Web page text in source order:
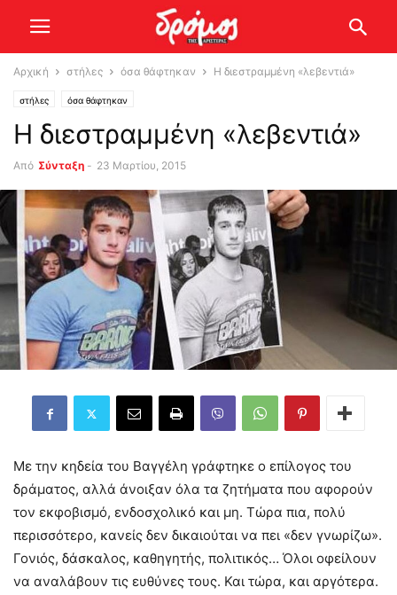
Αρχική στήλες όσα θάφτηκαν Η διεστραμμένη «λεβεντιά»
στήλες όσα θάφτηκαν
Η διεστραμμένη «λεβεντιά»
Από Σύνταξη - 23 Μαρτίου, 2015
Με την κηδεία του Βαγγέλη γράφτηκε ο επίλογος του
δράματος, αλλά άνοιξαν όλα τα ζητήματα που αφορούν
τον εκφοβισμό, ενδοσχολικό και μη. Τώρα πια, πολύ
περισσότερο, κανείς δεν δικαιούται να πει «δεν γνωρίζω».
Γονιός, δάσκαλος, καθηγητής, πολιτικός… Όλοι οφείλουν
να αναλάβουν τις ευθύνες τους. Και τώρα, και αργότερα.